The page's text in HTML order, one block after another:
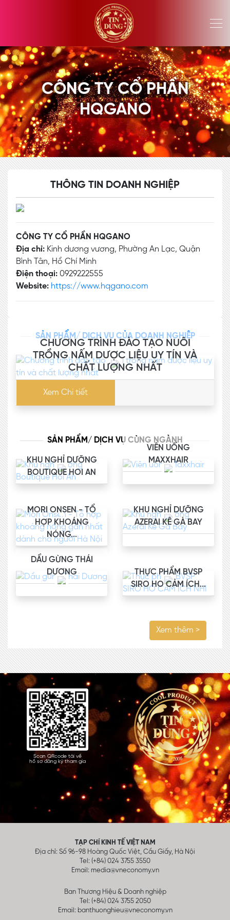
CÔNG TY CỔ PHẦN
HQGANO
THÔNG TIN DOANH NGHIỆP
CÔNG TY CỔ PHẦN HQGANO
Địa chỉ: Kinh dương vương, Phường An Lạc, Quận
Bình Tân, Hồ Chí Minh
Điện thoại: 0929222555
Website: https://www.hqgano.com
SẢN PHẨM/ DỊCH VỤ CỦA DOANH NGHIỆP
CHƯƠNG TRÌNH ĐÀO TẠO NUÔI
TRỒNG NẤM DƯỢC LIỆU UY TÍN VÀ
CHẤT LƯỢNG NHẤT
Xem Chi tiết
SẢN PHẨM/ DỊCH VỤ CÙNG NGÀNH
KHU NGHỈ DƯỠNG
BOUTIQUE HOI AN
VIÊN UỐNG
MAXXHAIR
MORI ONSEN - TỔ
HỢP KHOÁNG
NÓNG...
KHU NGHỈ DƯỠNG
AZERAI KÊ GÀ BAY
DẦU GỪNG THÁI
DƯƠNG
THỰC PHẨM BVSP
SIRO HO CẢM ÍCH...
Xem thêm >
Scan QRcode tải về
hồ sơ đăng ký tham gia
TẠP CHÍ KINH TẾ VIỆT NAM
Địa chỉ: Số 96-98 Hoàng Quốc Việt, Cầu Giấy, Hà Nội
Tel: (+84) 024 3755 3550
Email: media@vneconomy.vn
Ban Thương Hiệu & Doanh nghiệp
Tel: (+84) 024 3755 2050
Email: banthuonghieu@vneconomy.vn